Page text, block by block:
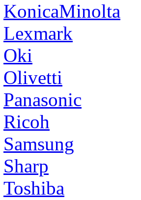
KonicaMinolta
Lexmark
Oki
Olivetti
Panasonic
Ricoh
Samsung
Sharp
Toshiba